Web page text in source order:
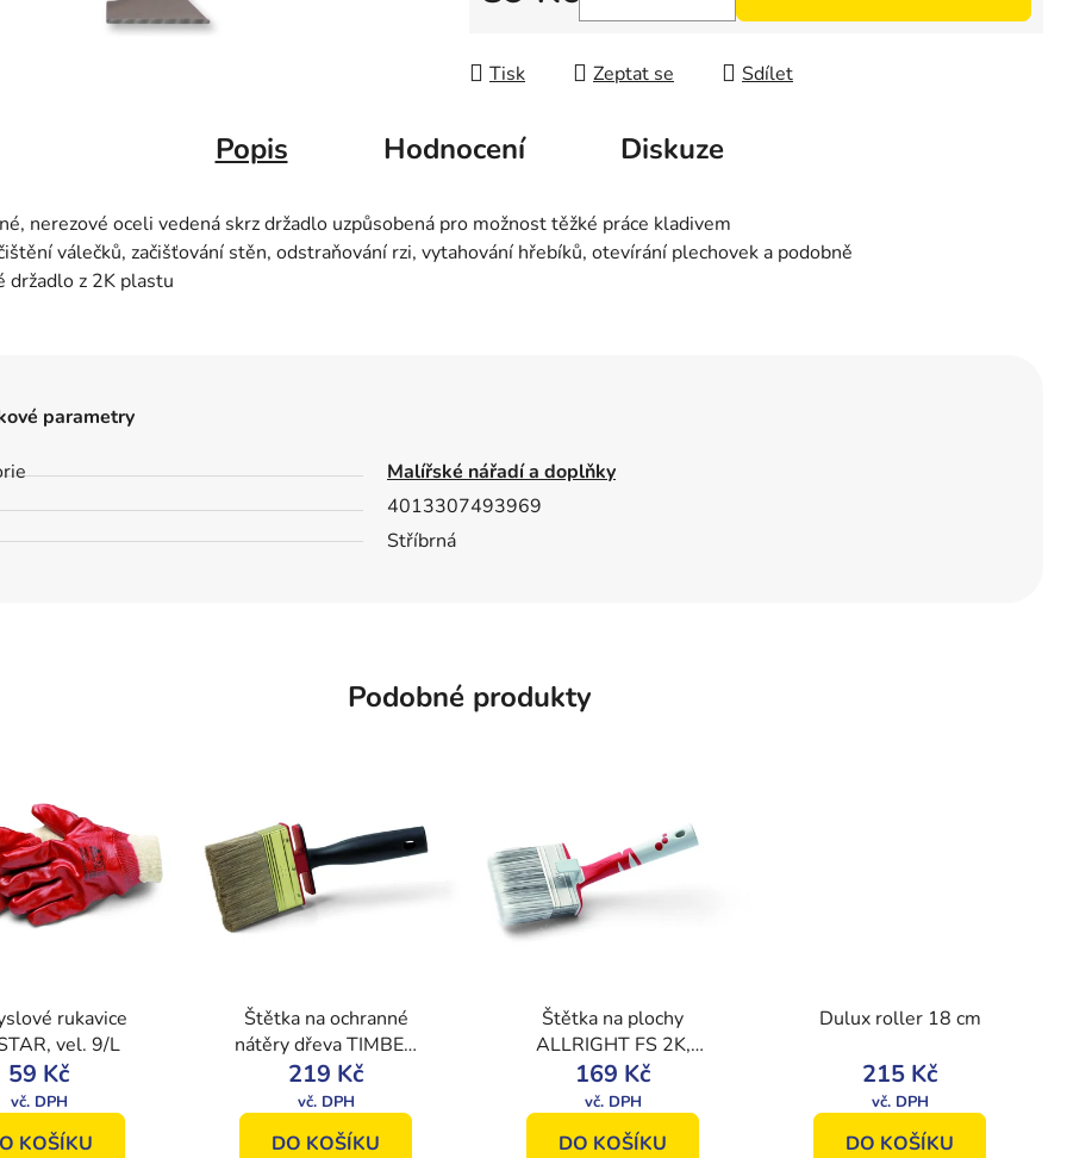
Měrná cena:
Tisk Zeptat se Sdílet
Popis Hodnocení Diskuze
nerezové oceli vedená skrz držadlo uzpůsobená pro možnost těžké práce kladivem
válečků, začišťování stěn, odstraňování rzi, vytahování hřebíků, otevírání plechovek a podobně
držadlo z 2K plastu
parametry
Malířské nářadí a doplňky
4013307493969
Stříbrná
Podobné produkty
rukavice
vel. 9/L
59 Kč
KOŠÍKU
Štětka na ochranné
nátěry dřeva TIMBER
FS TWIST, na
vysunovací násadu,
219 Kč
DO KOŠÍKU
Štětka na plochy
ALLRIGHT FS 2K,
vel. 120 x 30 mm
169 Kč
DO KOŠÍKU
Dulux roller 18 cm
215 Kč
DO KOŠÍKU